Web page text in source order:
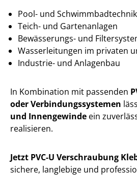
Pool- und Schwimmbadtechnik
Teich- und Gartenanlagen
Bewässerungs- und
Wasserleitungen im privaten
Industrie- und Anlagenbau
In Kombination mit passenden
oder Verbindungssystemen
und Innengewinde ein
realisieren.
Jetzt PVC-U Verschraubung
sichere, langlebige und